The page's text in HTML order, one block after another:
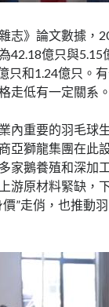
志》論文數據，
42.18億只與5.15
只和1.24億只。
走低有一定關系。
內重要的羽毛球
亞獅龍集團在此
家鵝養殖和深加
游原材料緊缺，
”走俏，也推動